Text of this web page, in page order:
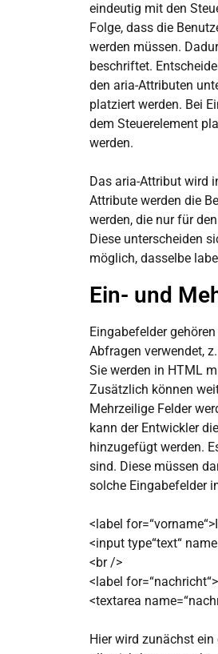
eindeutig mit den
Folge, dass die
werden müssen.
beschriftet.
den aria-Attributen
platziert werden. Bei
dem Steuerelement
werden.
Das aria-Attribut wird
Attribute werden die
werden, die nur für
Diese unterscheiden
möglich, dasselbe
Ein- und
Eingabefelder
Abfragen verwendet,
Sie werden in HTML
Zusätzlich können
Mehrzeilige Felder
kann der Entwickler
hinzugefügt werden.
sind. Diese müssen
solche Eingabefelder
<label
<input type“text“
<br />
<label
<textarea
Hier wird zunächst